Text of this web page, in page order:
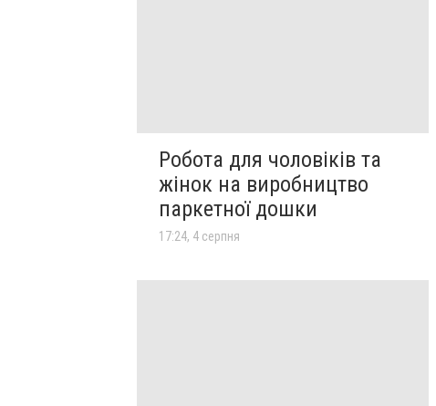
Робота для чоловіків та
жінок на виробництво
паркетної дошки
17:24, 4 серпня